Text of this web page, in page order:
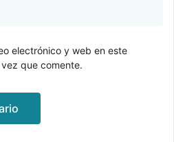
electrónico y web en este
que comente.